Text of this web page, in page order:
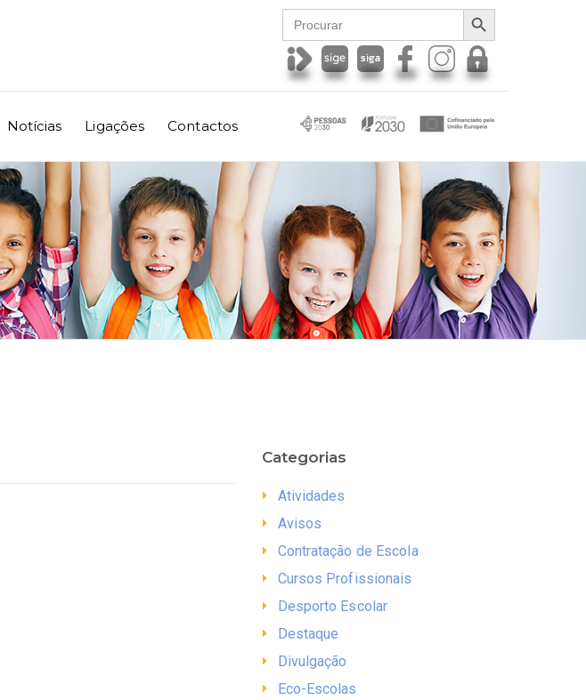
Search
for:
SEARCH BUTTON
Notícias Ligações Contactos
Categorias
Atividades
Avisos
Contratação de Escola
Cursos Profissionais
Desporto Escolar
Destaque
Divulgação
Eco-Escolas